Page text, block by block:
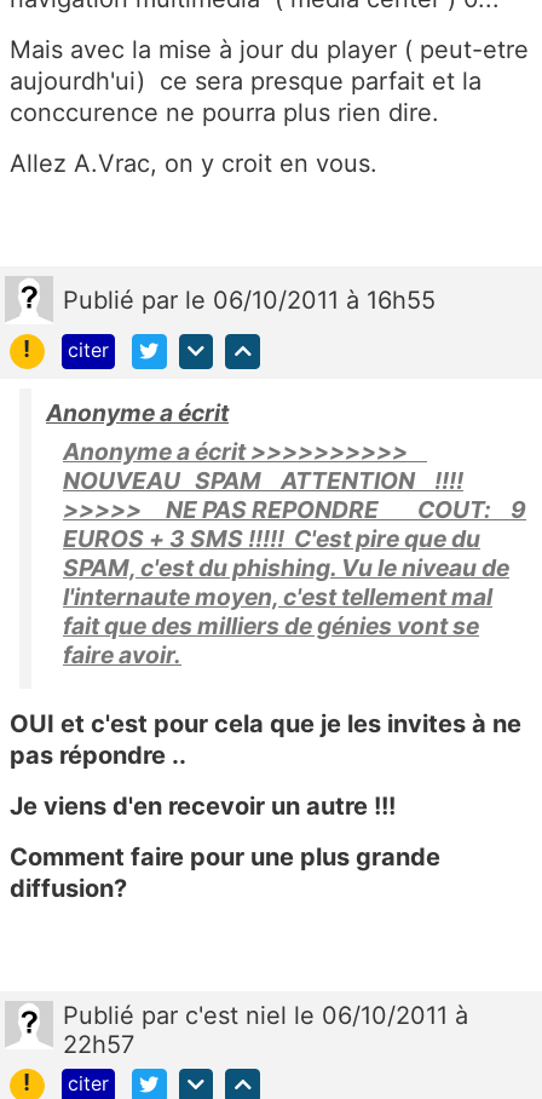
Mais avec la mise à jour du player ( peut-etre
aujourdh'ui) ce sera presque parfait et la
conccurence ne pourra plus rien dire.
Allez A.Vrac, on y croit en vous.
Publié par le 06/10/2011 à 16h55
!
citer
Anonyme a écrit
Anonyme a écrit >>>>>>>>>>
NOUVEAU SPAM ATTENTION !!!!
>>>>> NE PAS REPONDRE COUT: 9
EUROS + 3 SMS !!!!! C'est pire que du
SPAM, c'est du phishing. Vu le niveau de
l'internaute moyen, c'est tellement mal
fait que des milliers de génies vont se
faire avoir.
OUI et c'est pour cela que je les invites à ne
pas répondre ..
Je viens d'en recevoir un autre !!!
Comment faire pour une plus grande
diffusion?
Publié par c'est niel le 06/10/2011 à
22h57
!
citer